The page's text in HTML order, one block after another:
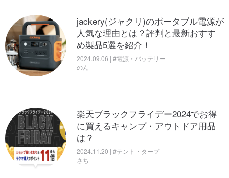
jackery(ジャクリ)のポータブル電源が
人気な理由とは？評判と最新おすす
め製品5選を紹介！
2024.09.06 | #電源・バッテリー
のん
楽天ブラックフライデー2024でお得
に買えるキャンプ・アウトドア用品
は？
2024.11.20 | #テント・タープ
さち